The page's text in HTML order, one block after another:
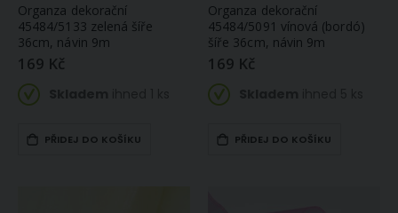
Organza dekorační
45484/5133 zelená šíře
36cm, návin 9m
169 Kč
PŘIDEJ DO KOŠÍKU
Organza dekorační
45484/5091 vínová (bordó)
šíře 36cm, návin 9m
169 Kč
PŘIDEJ DO KOŠÍKU